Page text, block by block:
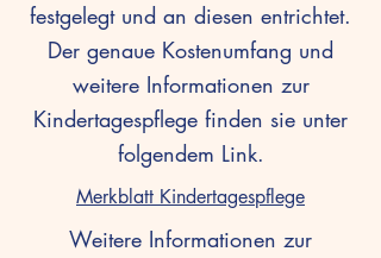
festgelegt und an diesen entrichtet.
Der genaue Kostenumfang und
weitere Informationen zur
Kindertagespflege finden sie unter
folgendem Link.
Merkblatt Kindertagespflege
Weitere Informationen zur